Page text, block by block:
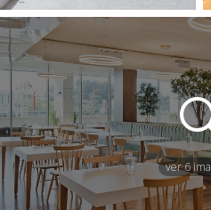
ver 6